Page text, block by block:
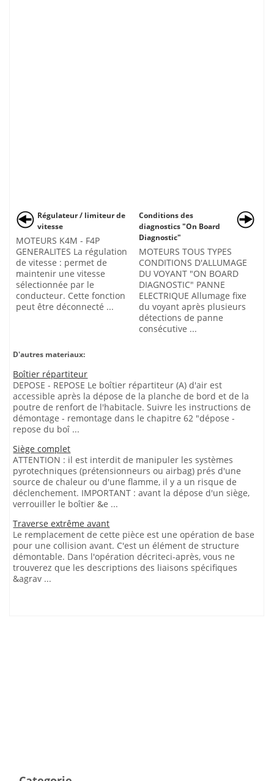
Régulateur / limiteur de
vitesse
MOTEURS K4M - F4P
GENERALITES La régulation
de vitesse : permet de
maintenir une vitesse
sélectionnée par le
conducteur. Cette fonction
peut être déconnecté ...
Conditions des
diagnostics "On Board
Diagnostic"
MOTEURS TOUS TYPES
CONDITIONS D'ALLUMAGE
DU VOYANT "ON BOARD
DIAGNOSTIC" PANNE
ELECTRIQUE Allumage fixe
du voyant après plusieurs
détections de panne
consécutive ...
D'autres materiaux:
Boîtier répartiteur
DEPOSE - REPOSE Le boîtier répartiteur (A) d'air est
accessible après la dépose de la planche de bord et de la
poutre de renfort de l'habitacle. Suivre les instructions de
démontage - remontage dans le chapitre 62 "dépose -
repose du boî ...
Siège complet
ATTENTION : il est interdit de manipuler les systèmes
pyrotechniques (prétensionneurs ou airbag) prés d'une
source de chaleur ou d'une flamme, il y a un risque de
déclenchement. IMPORTANT : avant la dépose d'un siège,
verrouiller le boîtier &e ...
Traverse extrême avant
Le remplacement de cette pièce est une opération de base
pour une collision avant. C'est un élément de structure
démontable. Dans l'opération décriteci-après, vous ne
trouverez que les descriptions des liaisons spécifiques
&agrav ...